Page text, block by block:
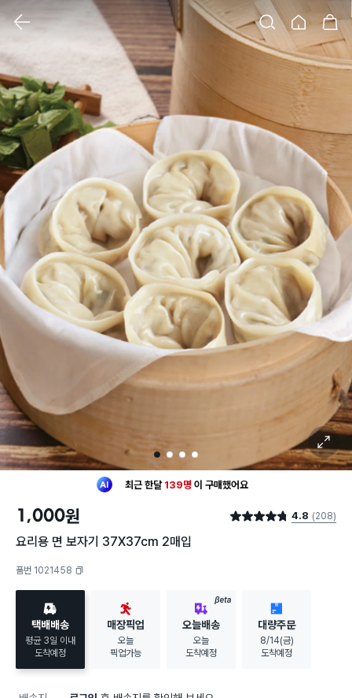
검색 장바구니
클릭 시 이미지 확대 보기 팝업 열림
1 2 3 4
확대 보기
최근 한달 139명 이 구매했어요
구매했어요
1,000원 별점 4.8점 4.8 (208)
요리용 면 보자기 37X37cm 2매입
품번 1021458
택배배송
평균 3일 이내
도착예정
매장픽업
오늘
픽업가능
BETA
오늘배송
오늘
도착예정
대량주문
8/14(금)
도착예정